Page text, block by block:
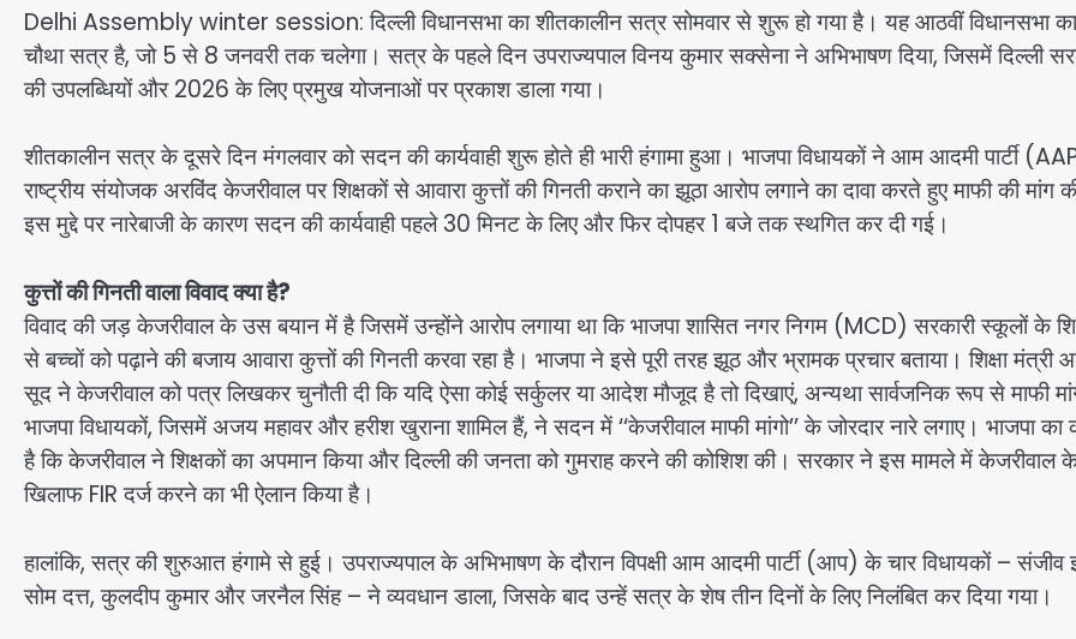
Delhi Assembly winter session: दिल्ली विधानसभा का शीतकालीन सत्र सोमवार से शुरू हो गया है। यह आठवीं विधानसभा का
चौथा सत्र है, जो 5 से 8 जनवरी तक चलेगा। सत्र के पहले दिन उपराज्यपाल विनय कुमार सक्सेना ने अभिभाषण दिया, जिसमें दिल्ली
की उपलब्धियों और 2026 के लिए प्रमुख योजनाओं पर प्रकाश डाला गया।
शीतकालीन सत्र के दूसरे दिन मंगलवार को सदन की कार्यवाही शुरू होते ही भारी हंगामा हुआ। भाजपा विधायकों ने आम आदमी पार्टी
राष्ट्रीय संयोजक अरविंद केजरीवाल पर शिक्षकों से आवारा कुत्तों की गिनती कराने का झूठा आरोप लगाने का दावा करते हुए माफी की मांग
इस मुद्दे पर नारेबाजी के कारण सदन की कार्यवाही पहले 30 मिनट के लिए और फिर दोपहर 1 बजे तक स्थगित कर दी गई।
कुत्तों की गिनती वाला विवाद क्या है?
विवाद की जड़ केजरीवाल के उस बयान में है जिसमें उन्होंने आरोप लगाया था कि भाजपा शासित नगर निगम (MCD) सरकारी स्कूलों के
से बच्चों को पढ़ाने की बजाय आवारा कुत्तों की गिनती करवा रहा है। भाजपा ने इसे पूरी तरह झूठ और भ्रामक प्रचार बताया। शिक्षा मंत्री
सूद ने केजरीवाल को पत्र लिखकर चुनौती दी कि यदि ऐसा कोई सर्कुलर या आदेश मौजूद है तो दिखाएं, अन्यथा सार्वजनिक रूप से माफी
भाजपा विधायकों, जिसमें अजय महावर और हरीश खुराना शामिल हैं, ने सदन में ‘‘केजरीवाल माफी मांगो’’ के जोरदार नारे लगाए। भाजपा का
है कि केजरीवाल ने शिक्षकों का अपमान किया और दिल्ली की जनता को गुमराह करने की कोशिश की। सरकार ने इस मामले में केजरीवाल
खिलाफ FIR दर्ज करने का भी ऐलान किया है।
हालांकि, सत्र की शुरुआत हंगामे से हुई। उपराज्यपाल के अभिभाषण के दौरान विपक्षी आम आदमी पार्टी (आप) के चार विधायकों – संजीव
सोम दत्त, कुलदीप कुमार और जरनैल सिंह – ने व्यवधान डाला, जिसके बाद उन्हें सत्र के शेष तीन दिनों के लिए निलंबित कर दिया गया।